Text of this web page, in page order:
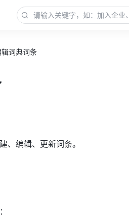
词典词条
、编辑、更新词条。